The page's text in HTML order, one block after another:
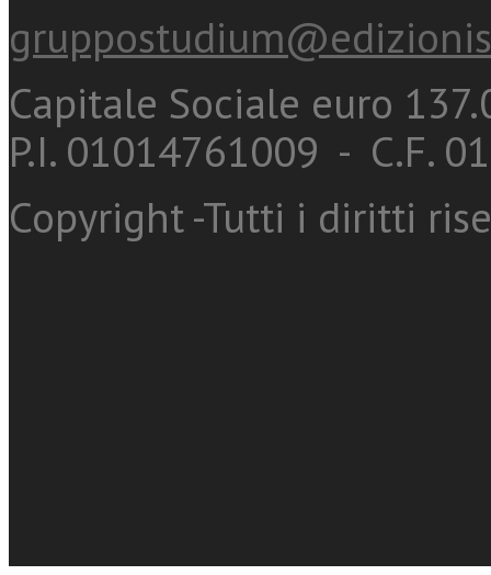
Capitale Sociale euro
P.I. 01014761009 - C.F.
Copyright -Tutti i diritti